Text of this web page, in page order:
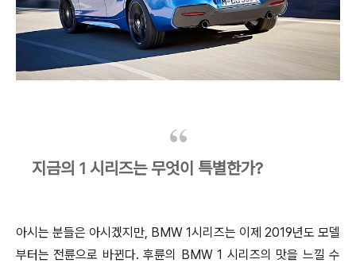
지금의 1 시리즈는 무엇이 특별한가?
아시는 분들은 아시겠지만, BMW 1시리즈는 이제 2019년도 모델
부터는 전륜으로 바뀐다. 후륜의 BMW 1 시리즈의 맛을 느낄 수